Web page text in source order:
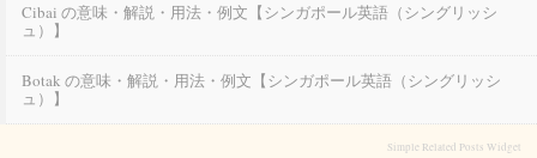
Cibai の意味・解説・用法・例文【シンガポール英語（シングリッシ
ュ）】
Botak の意味・解説・用法・例文【シンガポール英語（シングリッシ
ュ）】
Simple Related Posts Widget